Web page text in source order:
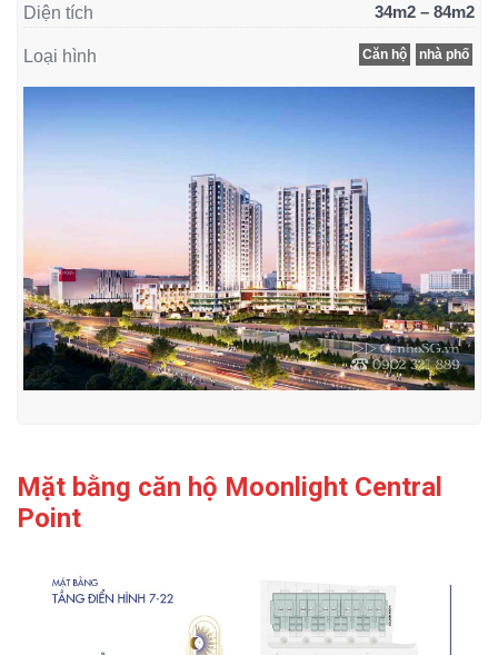
Diện tích 34m2 – 84m2
Loại hình Căn hộ nhà phố
Mặt bằng căn hộ Moonlight Central
Point